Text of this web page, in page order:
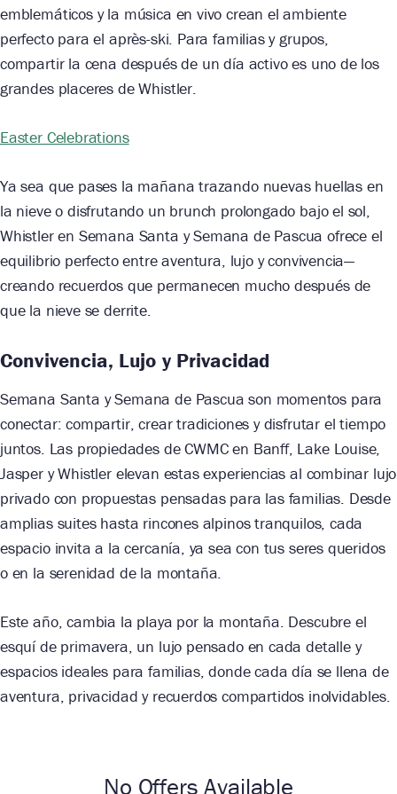
emblemáticos y la música en vivo crean el ambiente
perfecto para el après-ski. Para familias y grupos,
compartir la cena después de un día activo es uno de los
grandes placeres de Whistler.
Easter Celebrations
Ya sea que pases la mañana trazando nuevas huellas en
la nieve o disfrutando un brunch prolongado bajo el sol,
Whistler en Semana Santa y Semana de Pascua ofrece el
equilibrio perfecto entre aventura, lujo y convivencia—
creando recuerdos que permanecen mucho después de
que la nieve se derrite.
Convivencia, Lujo y Privacidad
Semana Santa y Semana de Pascua son momentos para
conectar: compartir, crear tradiciones y disfrutar el tiempo
juntos. Las propiedades de CWMC en Banff, Lake Louise,
Jasper y Whistler elevan estas experiencias al combinar lujo
privado con propuestas pensadas para las familias. Desde
amplias suites hasta rincones alpinos tranquilos, cada
espacio invita a la cercanía, ya sea con tus seres queridos
o en la serenidad de la montaña.
Este año, cambia la playa por la montaña. Descubre el
esquí de primavera, un lujo pensado en cada detalle y
espacios ideales para familias, donde cada día se llena de
aventura, privacidad y recuerdos compartidos inolvidables.
No Offers Available